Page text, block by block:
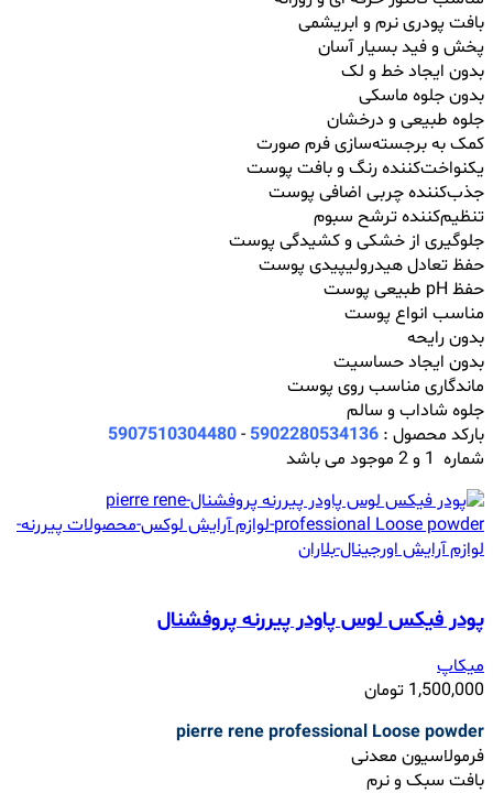
بافت پودری نرم و ابریشمی
پخش و فید بسیار آسان
بدون ایجاد خط و لک
بدون جلوه ماسکی
جلوه طبیعی و درخشان
کمک به برجسته‌سازی فرم صورت
یکنواخت‌کننده رنگ و بافت پوست
جذب‌کننده چربی اضافی پوست
تنظیم‌کننده ترشح سبوم
جلوگیری از خشکی و کشیدگی پوست
حفظ تعادل هیدرولیپیدی پوست
حفظ pH طبیعی پوست
مناسب انواع پوست
بدون رایحه
بدون ایجاد حساسیت
ماندگاری مناسب روی پوست
جلوه شاداب و سالم
بارکد محصول : 5902280534136
-
5907510304480
شماره 1 و 2 موجود می باشد
پودر فیکس لوس پاودر پیررنه پروفشنال
میکاپ
1,500,000 تومان
pierre rene professional Loose powder
فرمولاسیون معدنی
بافت سبک و نرم